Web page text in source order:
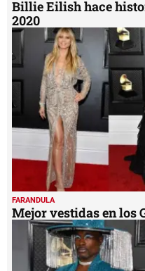
Billie Eilish hace
2020
FARANDULA
Mejor vestidas en los